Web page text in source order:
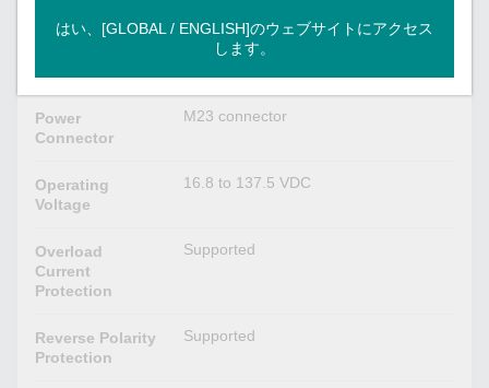
Power
Connector
M23 connector
Operating
Voltage
16.8 to 137.5 VDC
Overload
Current
Protection
Supported
Reverse Polarity
Protection
Supported
はい、[GLOBAL / ENGLISH]のウェブサイトにアクセス
します。